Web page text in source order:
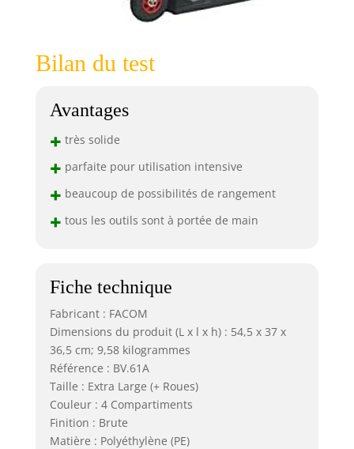
Bilan du test
Avantages
+ très solide
+ parfaite pour utilisation intensive
+ beaucoup de possibilités de rangement
+ tous les outils sont à portée de main
Fiche technique
Fabricant : FACOM
Dimensions du produit (L x l x h) : 54,5 x 37 x
36,5 cm; 9,58 kilogrammes
Référence : BV.61A
Taille : Extra Large (+ Roues)
Couleur : 4 Compartiments
Finition : Brute
Matière : Polyéthylène (PE)